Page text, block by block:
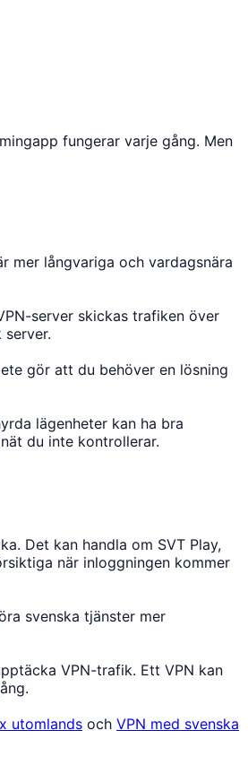
fungerar varje gång. Men
mer långvariga och vardagsnära
server skickas trafiken över
gör att du behöver en lösning
lägenheter kan ha bra
du inte kontrollerar.
Det kan handla om SVT Play,
när inloggningen kommer
svenska tjänster mer
VPN-trafik. Ett VPN kan
utomlands och VPN med svenska